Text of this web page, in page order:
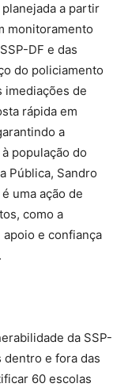
a partir
monitoramento
DF e das
do policiamento
imediações de
rápida em
a
população do
Pública, Sandro
uma ação de
como a
e confiança
da SSP-
dentro e fora das
60 escolas